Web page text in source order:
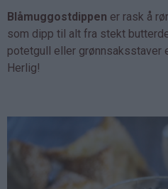
Blåmuggostdippen er rask å
som dipp til alt fra stekt
potetgull eller grønnsaksstaver
Herlig!